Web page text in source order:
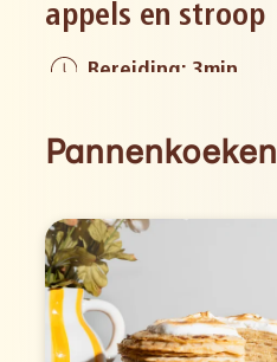
appels en stroop
Bereiding: 3min